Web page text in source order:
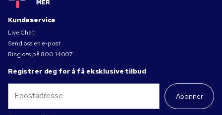
Kundeservice
Live Chat
Send oss en e-post
Ring oss på 800 14007
Registrer deg for å få eksklusive tilbud
Abonner